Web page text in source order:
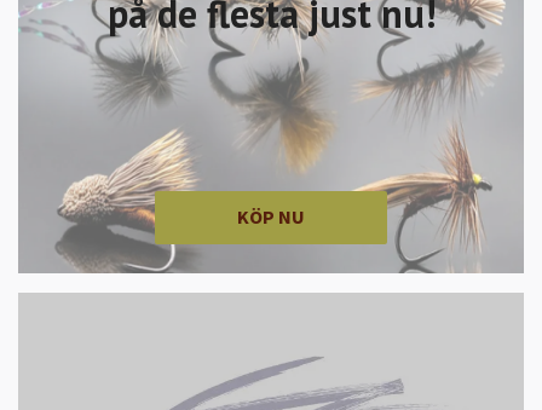
på de flesta just nu!
KÖP NU